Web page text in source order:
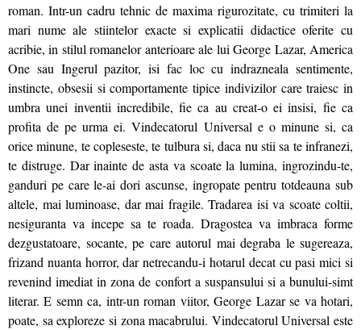
roman. Intr-un cadru tehnic de maxima rigurozitate, cu trimiteri la
mari nume ale stiintelor exacte si explicatii didactice oferite cu
acribie, in stilul romanelor anterioare ale lui George Lazar, America
One sau Ingerul pazitor, isi fac loc cu indrazneala sentimente,
instincte, obsesii si comportamente tipice indivizilor care traiesc in
umbra unei inventii incredibile, fie ca au creat-o ei insisi, fie ca
profita de pe urma ei. Vindecatorul Universal e o minune si, ca
orice minune, te copleseste, te tulbura si, daca nu stii sa te infranezi,
te distruge. Dar inainte de asta va scoate la lumina, ingrozindu-te,
ganduri pe care le-ai dori ascunse, ingropate pentru totdeauna sub
altele, mai luminoase, dar mai fragile. Tradarea isi va scoate coltii,
nesiguranta va incepe sa te roada. Dragostea va imbraca forme
dezgustatoare, socante, pe care autorul mai degraba le sugereaza,
frizand nuanta horror, dar netrecandu-i hotarul decat cu pasi mici si
revenind imediat in zona de confort a suspansului si a bunului-simt
literar. E semn ca, intr-un roman viitor, George Lazar se va hotari,
poate, sa exploreze si zona macabrului. Vindecatorul Universal este